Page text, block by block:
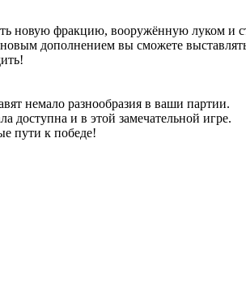
новую фракцию, вооружённую луком и
дополнением вы сможете
немало разнообразия в ваши партии.
доступна и в этой замечательной игре.
пути к победе!